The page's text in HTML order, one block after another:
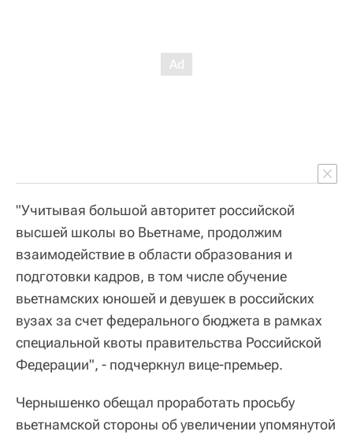
"Учитывая большой авторитет российской
высшей школы во Вьетнаме, продолжим
взаимодействие в области образования и
подготовки кадров, в том числе обучение
вьетнамских юношей и девушек в российских
вузах за счет федерального бюджета в рамках
специальной квоты правительства Российской
Федерации", - подчеркнул вице-премьер.
Чернышенко обещал проработать просьбу
вьетнамской стороны об увеличении упомянутой